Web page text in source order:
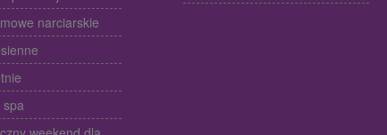
narciarskie
spa